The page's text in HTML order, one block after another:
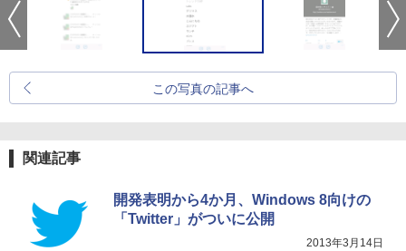
この写真の記事へ
関連記事
開発表明から4か月、Windows 8向けの
「Twitter」がついに公開
2013年3月14日